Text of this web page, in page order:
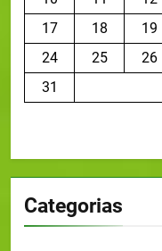
17
18 19
24
25 26
31
Categorias